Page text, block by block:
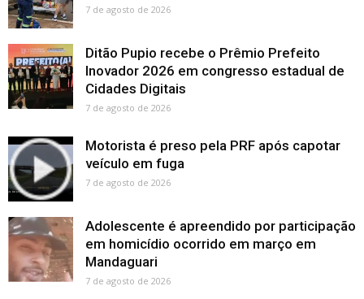
7 de agosto de 2026
Ditão Pupio recebe o Prêmio Prefeito
Inovador 2026 em congresso estadual de
Cidades Digitais
7 de agosto de 2026
Motorista é preso pela PRF após capotar
veículo em fuga
7 de agosto de 2026
Adolescente é apreendido por participação
em homicídio ocorrido em março em
Mandaguari
7 de agosto de 2026